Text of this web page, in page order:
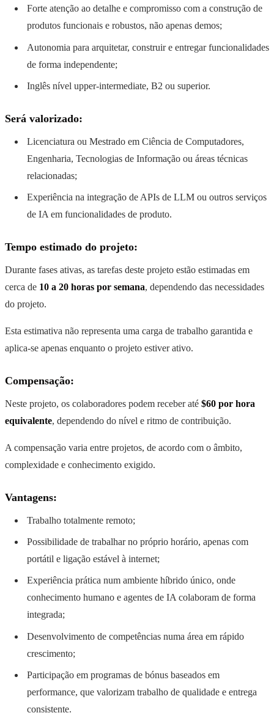
Forte atenção ao detalhe e compromisso com a construção de
produtos funcionais e robustos, não apenas demos;
Autonomia para arquitetar, construir e entregar funcionalidades
de forma independente;
Inglês nível upper-intermediate, B2 ou superior.
Será valorizado:
Licenciatura ou Mestrado em Ciência de Computadores,
Engenharia, Tecnologias de Informação ou áreas técnicas
relacionadas;
Experiência na integração de APIs de LLM ou outros serviços
de IA em funcionalidades de produto.
Tempo estimado do projeto:
Durante fases ativas, as tarefas deste projeto estão estimadas em
cerca de 10 a 20 horas por semana, dependendo das necessidades
do projeto.
Esta estimativa não representa uma carga de trabalho garantida e
aplica-se apenas enquanto o projeto estiver ativo.
Compensação:
Neste projeto, os colaboradores podem receber até $60 por hora
equivalente, dependendo do nível e ritmo de contribuição.
A compensação varia entre projetos, de acordo com o âmbito,
complexidade e conhecimento exigido.
Vantagens:
Trabalho totalmente remoto;
Possibilidade de trabalhar no próprio horário, apenas com
portátil e ligação estável à internet;
Experiência prática num ambiente híbrido único, onde
conhecimento humano e agentes de IA colaboram de forma
integrada;
Desenvolvimento de competências numa área em rápido
crescimento;
Participação em programas de bónus baseados em
performance, que valorizam trabalho de qualidade e entrega
consistente.